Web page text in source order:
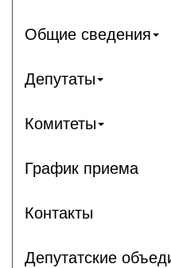
Общие сведения
Депутаты
Комитеты
График приема
Контакты
Депутатские